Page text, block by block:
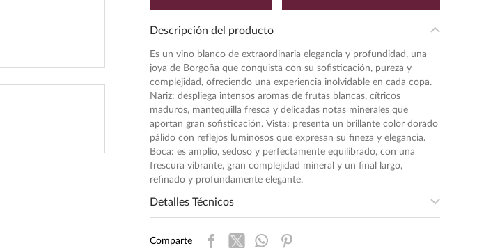
Descripción del producto
Es un vino blanco de extraordinaria elegancia y profundidad, una
joya de Borgoña que conquista con su sofisticación, pureza y
complejidad, ofreciendo una experiencia inolvidable en cada copa.
Nariz: despliega intensos aromas de frutas blancas, cítricos
maduros, mantequilla fresca y delicadas notas minerales que
aportan gran sofisticación. Vista: presenta un brillante color dorado
pálido con reflejos luminosos que expresan su fineza y elegancia.
Boca: es amplio, sedoso y perfectamente equilibrado, con una
frescura vibrante, gran complejidad mineral y un final largo,
refinado y profundamente elegante.
Detalles Técnicos
Comparte